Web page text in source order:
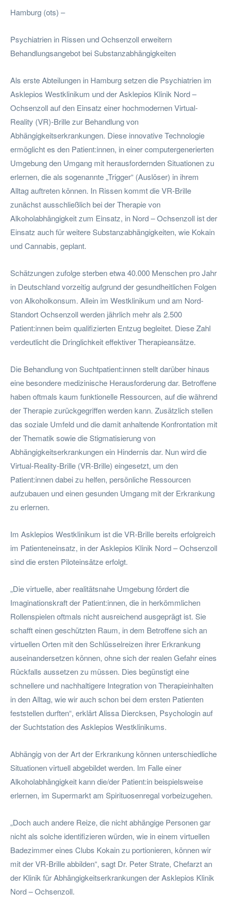
Hamburg (ots) –
Psychiatrien in Rissen und Ochsenzoll erweitern
Behandlungsangebot bei Substanzabhängigkeiten
Als erste Abteilungen in Hamburg setzen die Psychiatrien im
Asklepios Westklinikum und der Asklepios Klinik Nord –
Ochsenzoll auf den Einsatz einer hochmodernen Virtual-
Reality (VR)-Brille zur Behandlung von
Abhängigkeitserkrankungen. Diese innovative Technologie
ermöglicht es den Patient:innen, in einer computergenerierten
Umgebung den Umgang mit herausfordernden Situationen zu
erlernen, die als sogenannte „Trigger“ (Auslöser) in ihrem
Alltag auftreten können. In Rissen kommt die VR-Brille
zunächst ausschließlich bei der Therapie von
Alkoholabhängigkeit zum Einsatz, in Nord – Ochsenzoll ist der
Einsatz auch für weitere Substanzabhängigkeiten, wie Kokain
und Cannabis, geplant.
Schätzungen zufolge sterben etwa 40.000 Menschen pro Jahr
in Deutschland vorzeitig aufgrund der gesundheitlichen Folgen
von Alkoholkonsum. Allein im Westklinikum und am Nord-
Standort Ochsenzoll werden jährlich mehr als 2.500
Patient:innen beim qualifizierten Entzug begleitet. Diese Zahl
verdeutlicht die Dringlichkeit effektiver Therapieansätze.
Die Behandlung von Suchtpatient:innen stellt darüber hinaus
eine besondere medizinische Herausforderung dar. Betroffene
haben oftmals kaum funktionelle Ressourcen, auf die während
der Therapie zurückgegriffen werden kann. Zusätzlich stellen
das soziale Umfeld und die damit anhaltende Konfrontation mit
der Thematik sowie die Stigmatisierung von
Abhängigkeitserkrankungen ein Hindernis dar. Nun wird die
Virtual-Reality-Brille (VR-Brille) eingesetzt, um den
Patient:innen dabei zu helfen, persönliche Ressourcen
aufzubauen und einen gesunden Umgang mit der Erkrankung
zu erlernen.
Im Asklepios Westklinikum ist die VR-Brille bereits erfolgreich
im Patienteneinsatz, in der Asklepios Klinik Nord – Ochsenzoll
sind die ersten Piloteinsätze erfolgt.
„Die virtuelle, aber realitätsnahe Umgebung fördert die
Imaginationskraft der Patient:innen, die in herkömmlichen
Rollenspielen oftmals nicht ausreichend ausgeprägt ist. Sie
schafft einen geschützten Raum, in dem Betroffene sich an
virtuellen Orten mit den Schlüsselreizen ihrer Erkrankung
auseinandersetzen können, ohne sich der realen Gefahr eines
Rückfalls aussetzen zu müssen. Dies begünstigt eine
schnellere und nachhaltigere Integration von Therapieinhalten
in den Alltag, wie wir auch schon bei dem ersten Patienten
feststellen durften“, erklärt Alissa Diercksen, Psychologin auf
der Suchtstation des Asklepios Westklinikums.
Abhängig von der Art der Erkrankung können unterschiedliche
Situationen virtuell abgebildet werden. Im Falle einer
Alkoholabhängigkeit kann die/der Patient:in beispielsweise
erlernen, im Supermarkt am Spirituosenregal vorbeizugehen.
„Doch auch andere Reize, die nicht abhängige Personen gar
nicht als solche identifizieren würden, wie in einem virtuellen
Badezimmer eines Clubs Kokain zu portionieren, können wir
mit der VR-Brille abbilden“, sagt Dr. Peter Strate, Chefarzt an
der Klinik für Abhängigkeitserkrankungen der Asklepios Klinik
Nord – Ochsenzoll.